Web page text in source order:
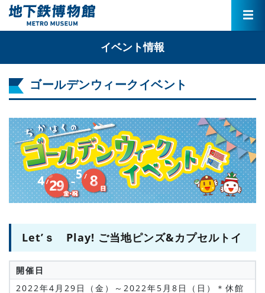
イベント情報
ゴールデンウィークイベント
Let’ｓ Play! ご当地ピンズ&カプセルトイ
開催日
2022年4月29日（金）～2022年5月8日（日）
＊休館